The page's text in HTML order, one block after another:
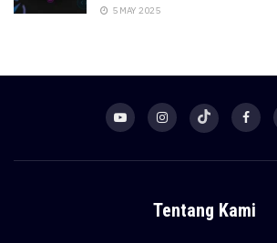
5 MAY 2025
Tentang Kami